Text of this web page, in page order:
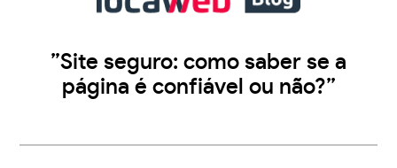
”Site seguro: como saber se a
página é confiável ou não?”